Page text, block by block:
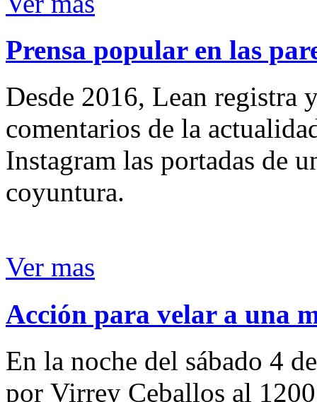
Prensa popular en las
Desde 2016, Lean registra
comentarios de la
Instagram las portadas de
coyuntura.
Ver mas
Acción para velar a una
En la noche del sábado 4
por Virrey Ceballos al